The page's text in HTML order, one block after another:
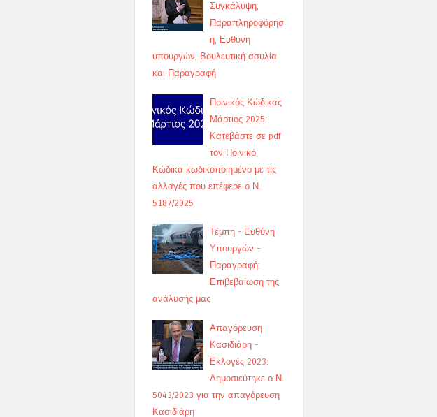
Συγκάλυψη,
Παραπληροφόρησ
η, Ευθύνη
υπουργών, Βουλευτική ασυλία
και Παραγραφή
Ποινικός Κώδικας
Μάρτιος 2025:
Κατεβάστε σε pdf
τον Ποινικό
Κώδικα κωδικοποιημένο με τις
αλλαγές που επέφερε ο Ν.
5187/2025
Τέμπη - Ευθύνη
Υπουργών -
Παραγραφή:
Επιβεβαίωση της
ανάλυσής μας
Απαγόρευση
Κασιδιάρη -
Εκλογές 2023:
Δημοσιεύτηκε ο Ν.
5043/2023 για την απαγόρευση
Κασιδιάρη